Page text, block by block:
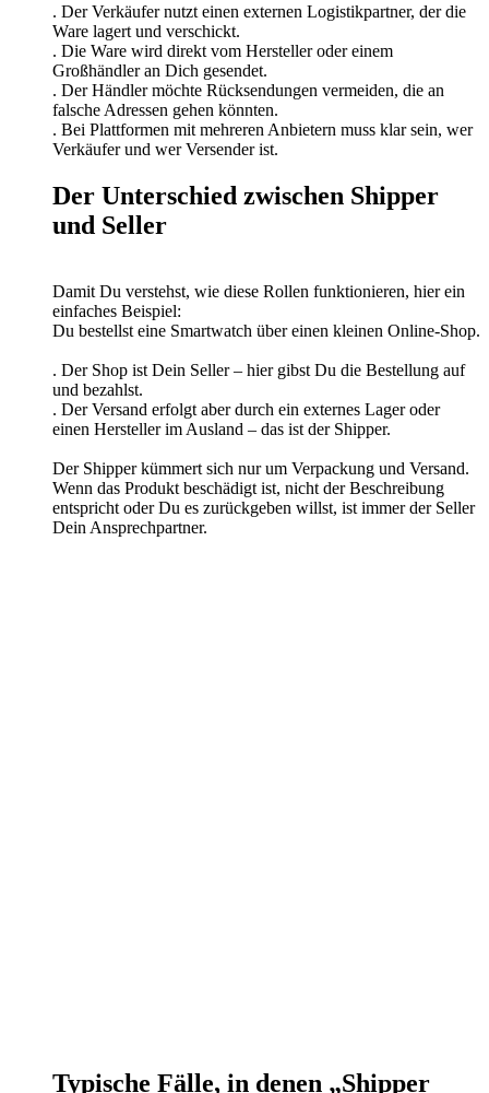
. Der Verkäufer nutzt einen externen Logistikpartner, der die
Ware lagert und verschickt.
. Die Ware wird direkt vom Hersteller oder einem
Großhändler an Dich gesendet.
. Der Händler möchte Rücksendungen vermeiden, die an
falsche Adressen gehen könnten.
. Bei Plattformen mit mehreren Anbietern muss klar sein, wer
Verkäufer und wer Versender ist.
Der Unterschied zwischen Shipper
und Seller
Damit Du verstehst, wie diese Rollen funktionieren, hier ein
einfaches Beispiel:
Du bestellst eine Smartwatch über einen kleinen Online-Shop.
. Der Shop ist Dein Seller – hier gibst Du die Bestellung auf
und bezahlst.
. Der Versand erfolgt aber durch ein externes Lager oder
einen Hersteller im Ausland – das ist der Shipper.
Der Shipper kümmert sich nur um Verpackung und Versand.
Wenn das Produkt beschädigt ist, nicht der Beschreibung
entspricht oder Du es zurückgeben willst, ist immer der Seller
Dein Ansprechpartner.
Typische Fälle, in denen „Shipper